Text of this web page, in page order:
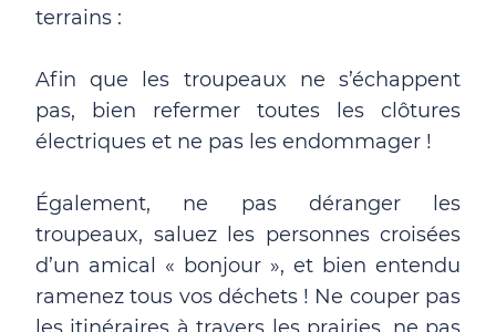
terrains :
Afin que les troupeaux ne s’échappent
pas, bien refermer toutes les clôtures
électriques et ne pas les endommager !
Également, ne pas déranger les
troupeaux, saluez les personnes croisées
d’un amical « bonjour », et bien entendu
ramenez tous vos déchets ! Ne couper pas